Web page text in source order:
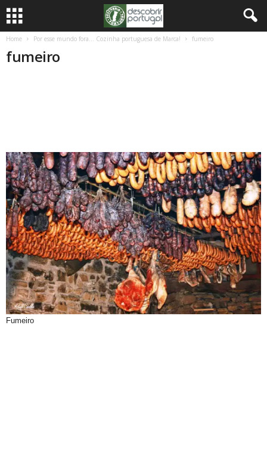
Home Por esse mundo fora… Cozinha portuguesa de Marca! fumeiro
fumeiro
Fumeiro